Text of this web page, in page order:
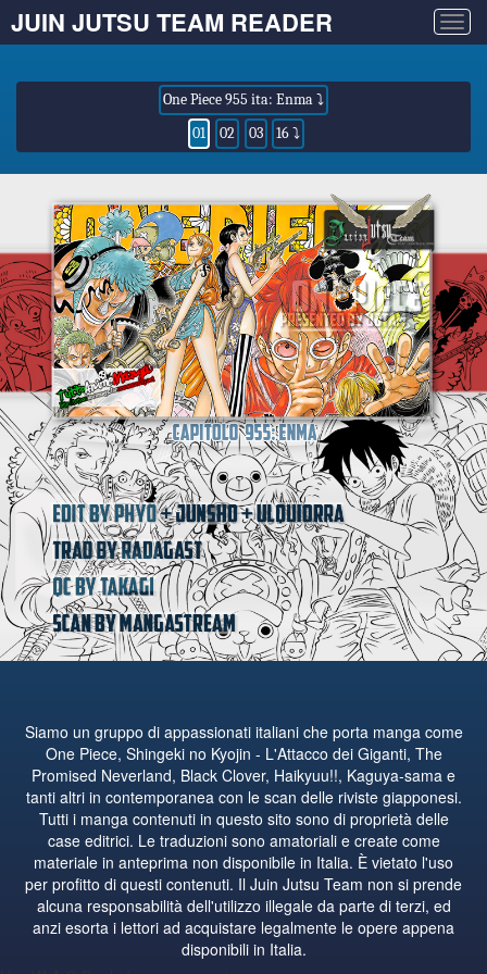
JUIN JUTSU TEAM READER
One Piece 955 ita: Enma ⤵
01
02 03 16 ⤵
Siamo un gruppo di appassionati italiani che porta manga come
One Piece, Shingeki no Kyojin - L'Attacco dei Giganti, The
Promised Neverland, Black Clover, Haikyuu!!, Kaguya-sama e
tanti altri in contemporanea con le scan delle riviste giapponesi.
Tutti i manga contenuti in questo sito sono di proprietà delle
case editrici. Le traduzioni sono amatoriali e create come
materiale in anteprima non disponibile in Italia. È vietato l'uso
per profitto di questi contenuti. Il Juin Jutsu Team non si prende
alcuna responsabilità dell'utilizzo illegale da parte di terzi, ed
anzi esorta i lettori ad acquistare legalmente le opere appena
disponibili in Italia.